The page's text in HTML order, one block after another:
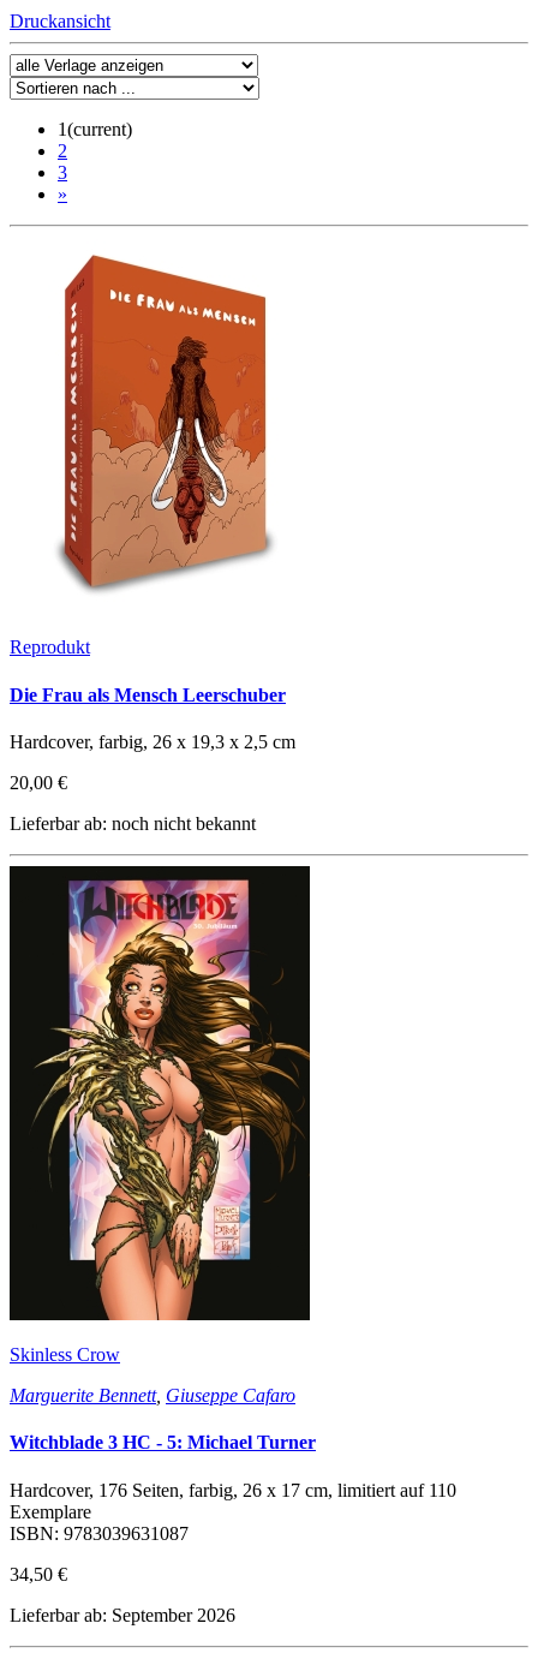
Druckansicht
1(current)
2
3
»
Reprodukt
Die Frau als Mensch Leerschuber
Hardcover, farbig, 26 x 19,3 x 2,5 cm
20,00 €
Lieferbar ab: noch nicht bekannt
Skinless Crow
Marguerite Bennett, Giuseppe Cafaro
Witchblade 3 HC - 5: Michael Turner
Hardcover, 176 Seiten, farbig, 26 x 17 cm, limitiert auf 110
Exemplare
ISBN: 9783039631087
34,50 €
Lieferbar ab: September 2026